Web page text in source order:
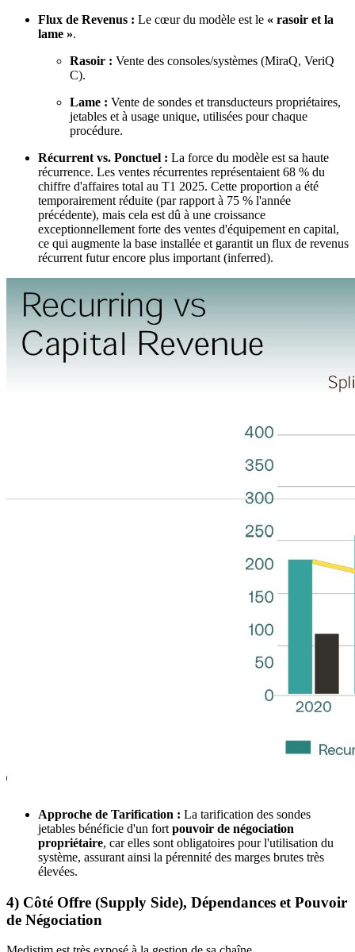
Flux de Revenus : Le cœur du modèle est le « rasoir et la
lame ».
Rasoir : Vente des consoles/systèmes (MiraQ, VeriQ
C).
Lame : Vente de sondes et transducteurs propriétaires,
jetables et à usage unique, utilisées pour chaque
procédure.
Récurrent vs. Ponctuel : La force du modèle est sa haute
récurrence. Les ventes récurrentes représentaient 68 % du
chiffre d'affaires total au T1 2025. Cette proportion a été
temporairement réduite (par rapport à 75 % l'année
précédente), mais cela est dû à une croissance
exceptionnellement forte des ventes d'équipement en capital,
ce qui augmente la base installée et garantit un flux de revenus
récurrent futur encore plus important (inferred).
Approche de Tarification : La tarification des sondes
jetables bénéficie d'un fort pouvoir de négociation
propriétaire, car elles sont obligatoires pour l'utilisation du
système, assurant ainsi la pérennité des marges brutes très
élevées.
4) Côté Offre (Supply Side), Dépendances et Pouvoir
de Négociation